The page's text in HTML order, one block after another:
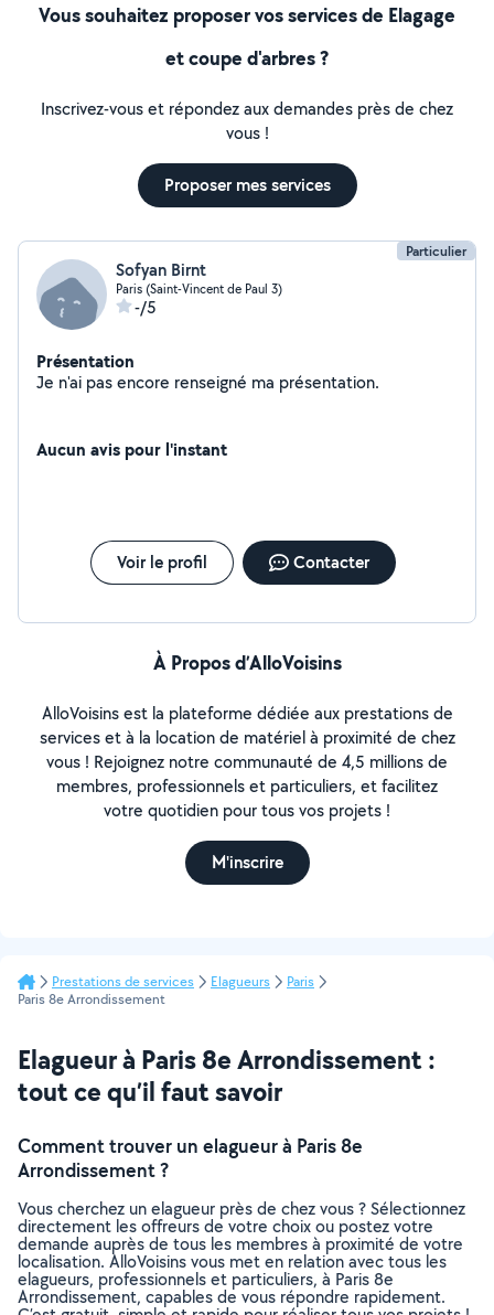
Vous souhaitez proposer vos services de Elagage
et coupe d'arbres ?
Inscrivez-vous et répondez aux demandes près de chez
vous !
Proposer mes services
Particulier
Sofyan Birnt
Paris (Saint-Vincent de Paul 3)
-/5
Présentation
Je n'ai pas encore renseigné ma présentation.
Aucun avis pour l'instant
Voir le profil Contacter
À Propos d’AlloVoisins
AlloVoisins est la plateforme dédiée aux prestations de
services et à la location de matériel à proximité de chez
vous ! Rejoignez notre communauté de 4,5 millions de
membres, professionnels et particuliers, et facilitez
votre quotidien pour tous vos projets !
M'inscrire
Prestations de services Elagueurs
Paris
Paris 8e Arrondissement
Elagueur à Paris 8e Arrondissement :
tout ce qu’il faut savoir
Comment trouver un elagueur à Paris 8e
Arrondissement ?
Vous cherchez un elagueur près de chez vous ? Sélectionnez
directement les offreurs de votre choix ou postez votre
demande auprès de tous les membres à proximité de votre
localisation. AlloVoisins vous met en relation avec tous les
elagueurs, professionnels et particuliers, à Paris 8e
Arrondissement, capables de vous répondre rapidement.